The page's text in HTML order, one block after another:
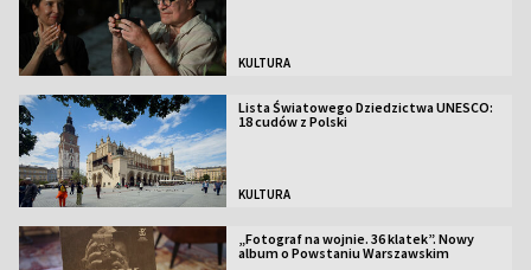
KULTURA
Lista Światowego Dziedzictwa UNESCO:
18 cudów z Polski
KULTURA
„Fotograf na wojnie. 36 klatek”. Nowy
album o Powstaniu Warszawskim